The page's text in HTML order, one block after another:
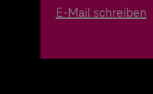
E-Mail schreiben